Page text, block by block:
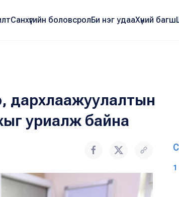
Санхүүгийн боловсролБи нэг удааХүний багш
дархлаажуулалтын
уриалж байна
1